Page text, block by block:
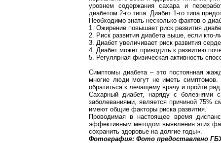
уровнем содержания сахара и
диабетом 2-го типа. Диабет 1-го типа
Необходимо знать несколько фактов о
1. Ожирение повышает риск развития
2. Риск развития диабета выше, если кто-
3. Диабет увеличивает риск развития
4. Диабет может приводить к развитию
5. Регулярная физическая активность
Симптомы диабета – это постоянная
многие люди могут не иметь
обратиться к лечащему врачу и пройти
Сахарный диабет, наряду с болезнями
заболеваниями, является причиной 75%
имеют общие факторы риска развития.
Проводимая в настоящее время
эффективным методом выявления этих
сохранить здоровье на долгие годы».
Фотография: Фото предоставлено